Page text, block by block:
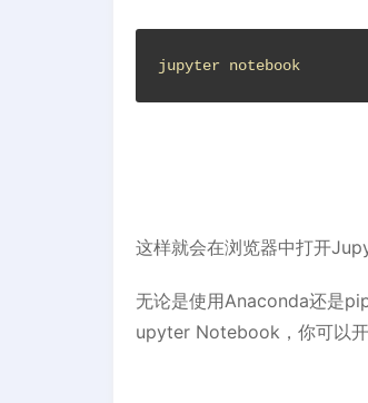
jupyter notebook
这样就会在浏览器中打开
无论是使用Anaconda还是
upyter Notebook，你可以开